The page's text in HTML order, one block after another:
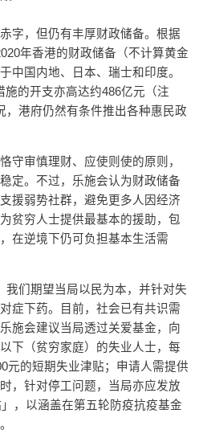
字，但仍有丰厚财政储备。根据
年香港的财政储备（不计算黄金
中国内地、日本、瑞士和印度。
施的开支亦高达约486亿元（注
，港府仍然有条件推出各种惠民政
守审慎理财、应使则使的原则，
定。不过，乐施会认为财政储备
援弱势社群，避免更多人因经济
贫穷人士提供最基本的援助，包
在逆境下仍可负担基本生活需
我们期望当局以民为本，并针对失
症下药。目前，社会已有共识需
施会建议当局透过关爱基金，向
下（贫穷家庭）的失业人士，每
元的短期失业津贴；申请人需提供
，针对停工问题，当局亦应发放
，以涵盖在第五轮防疫抗疫基金